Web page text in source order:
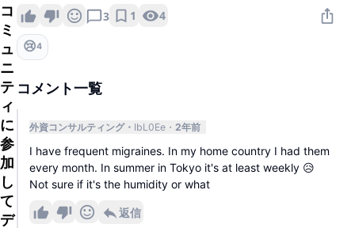
コ
ミ
ュ
ニ
テ
ィ
に
参
加
し
て
デ
3 1 4
😢4
コメント一覧
外資コンサルティング IbL0Ee 2年前
I have frequent migraines. In my home country I had them
every month. In summer in Tokyo it's at least weekly 😥
Not sure if it's the humidity or what
返信